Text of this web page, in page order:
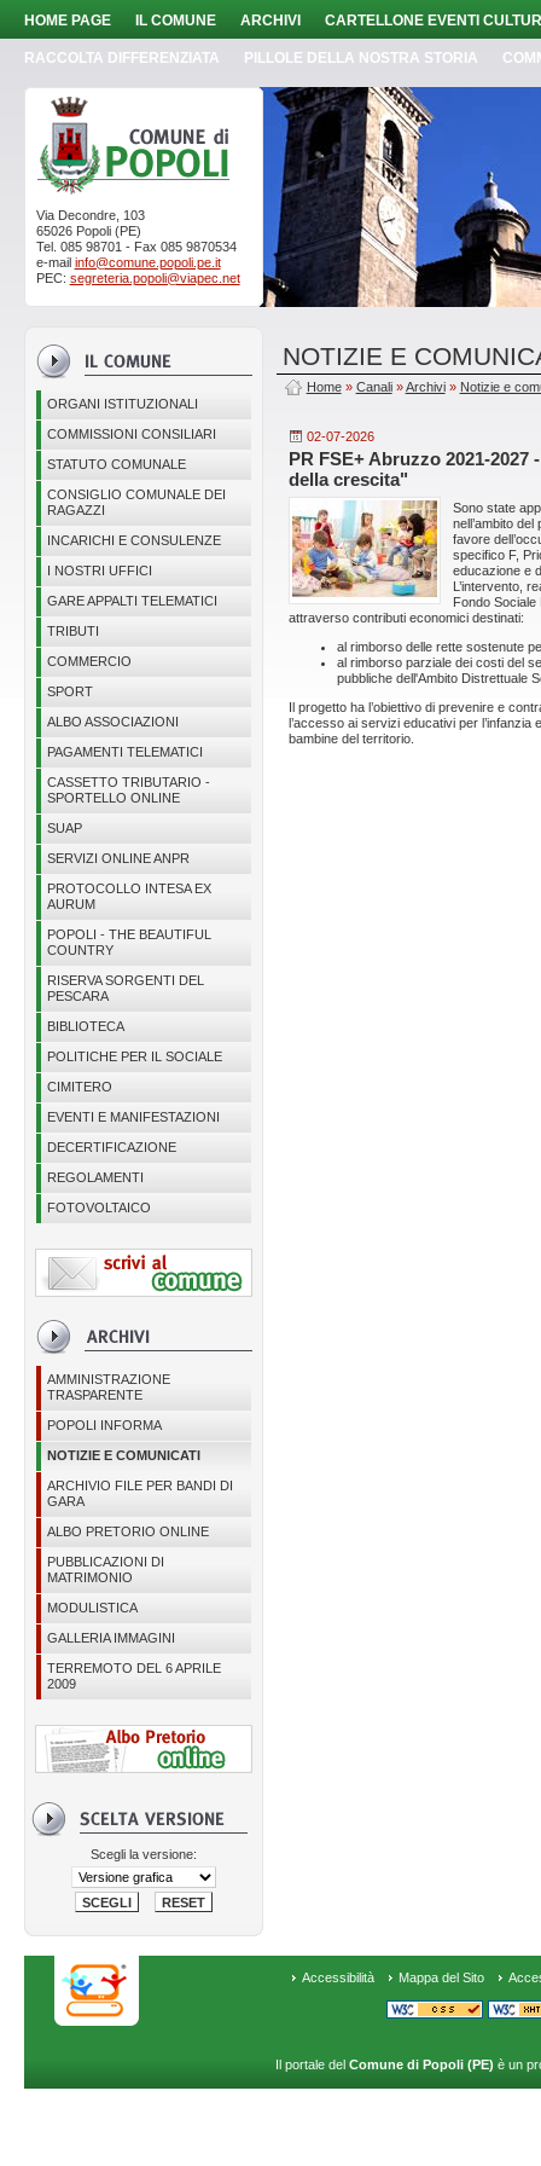
HOME PAGE IL COMUNE ARCHIVI CARTELLONE EVENTI
RACCOLTA DIFFERENZIATA PILLOLE DELLA NOSTRA STORIA
Via Decondre, 103
65026 Popoli (PE)
Tel. 085 98701 - Fax 085 9870534
e-mail info@comune.popoli.pe.it
PEC: segreteria.popoli@viapec.net
ORGANI ISTITUZIONALI
COMMISSIONI CONSILIARI
STATUTO COMUNALE
CONSIGLIO COMUNALE DEI
RAGAZZI
INCARICHI E CONSULENZE
I NOSTRI UFFICI
GARE APPALTI TELEMATICI
TRIBUTI
COMMERCIO
SPORT
ALBO ASSOCIAZIONI
PAGAMENTI TELEMATICI
CASSETTO TRIBUTARIO -
SPORTELLO ONLINE
SUAP
SERVIZI ONLINE ANPR
PROTOCOLLO INTESA EX
AURUM
POPOLI - THE BEAUTIFUL
COUNTRY
RISERVA SORGENTI DEL
PESCARA
BIBLIOTECA
POLITICHE PER IL SOCIALE
CIMITERO
EVENTI E MANIFESTAZIONI
DECERTIFICAZIONE
REGOLAMENTI
FOTOVOLTAICO
AMMINISTRAZIONE
TRASPARENTE
POPOLI INFORMA
NOTIZIE E COMUNICATI
ARCHIVIO FILE PER BANDI DI
GARA
ALBO PRETORIO ONLINE
PUBBLICAZIONI DI
MATRIMONIO
MODULISTICA
GALLERIA IMMAGINI
TERREMOTO DEL 6 APRILE
2009
Scegli la versione:
NOTIZIE E
Home» Canali»Archivi» Notizie e
02-07-2026
PR FSE+ Abruzzo 2021-
della crescita"
Sono state
nell’ambito
favore
specifico F,
educazione e
L’intervento,
Fondo Sociale
attraverso contributi economici destinati:
al rimborso delle rette sostenute
al rimborso parziale dei costi del
pubbliche dell'Ambito Distrettuale
Il progetto ha l’obiettivo di prevenire e
l’accesso ai servizi educativi per
bambine del territorio.
Accessibilità Mappa del Sito
Il portale del Comune di Popoli (PE) è un